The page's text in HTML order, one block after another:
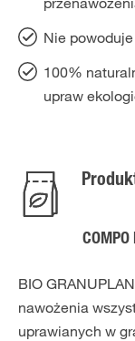
Nie
100%
upraw
BIO
nawożenia
uprawianych w